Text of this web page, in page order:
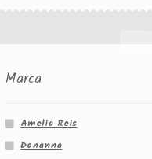
Marca
Amelia Reis
Donanna